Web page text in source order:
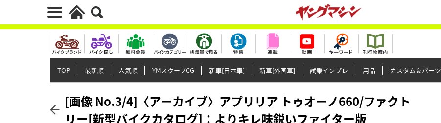
TOP 最新順 人気順 YMスクープCG 新車[日本車] 新車[外国車] 試乗インプレ 用品 カスタム＆パーツ
[画像 No.3/4]〈アーカイブ〉アプリリア トゥオーノ660/ファクト
リー[新型バイクカタログ]：よりキレ味鋭いファイター版